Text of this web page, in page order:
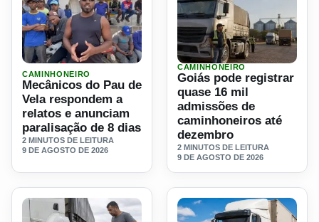
Ler materia: Mecânicos do Pau de Vela respondem a
CAMINHONEIRO
Mecânicos do Pau de
Vela respondem a
relatos e anunciam
paralisação de 8 dias
2 MINUTOS DE LEITURA
9 DE AGOSTO DE 2026
Ler materia: Goiás pode
CAMINHONEIRO
Goiás pode registrar
quase 16 mil
admissões de
caminhoneiros até
dezembro
2 MINUTOS DE LEITURA
9 DE AGOSTO DE 2026